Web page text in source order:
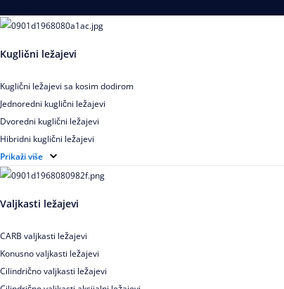
Kuglični ležajevi
Kuglični ležajevi sa kosim dodirom
Jednoredni kuglični ležajevi
Dvoredni kuglični ležajevi
Hibridni kuglični ležajevi
Elektroizolovani kuglični ležajevi
Samopodesivi kuglični ležajevi
Kuglični ležajevi od nerđajućeg čelika
Prikaži više
Valjkasti ležajevi
CARB valjkasti ležajevi
Konusno valjkasti ležajevi
Cilindrično valjkasti ležajevi